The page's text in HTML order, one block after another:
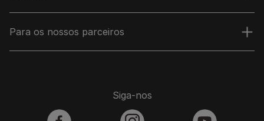
Para os nossos parceiros
Siga-nos